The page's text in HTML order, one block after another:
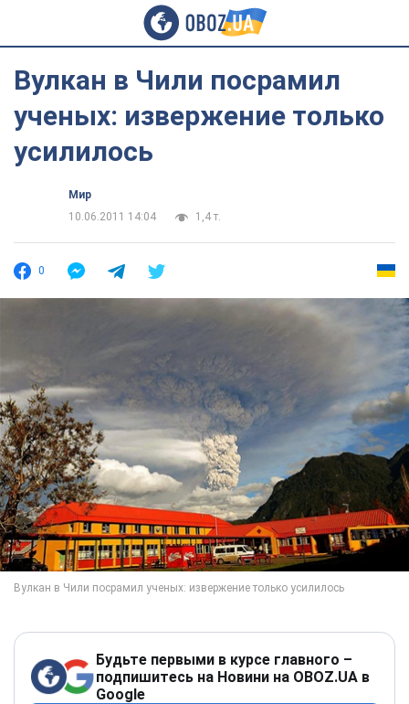
Вулкан в Чили посрамил
ученых: извержение только
усилилось
Мир
10.06.2011 14:04
1,4 т.
0
Будьте первыми в курсе главного –
подпишитесь на Новини на OBOZ.UA в
Google